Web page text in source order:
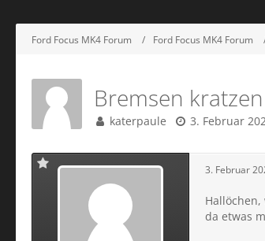
Ford Focus MK4 Forum Ford Focus MK4 Forum
Bremsen kratzen
katerpaule 3. Februar
3. Februar
da etwas